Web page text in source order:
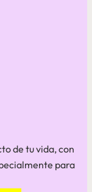
de tu vida, con
para